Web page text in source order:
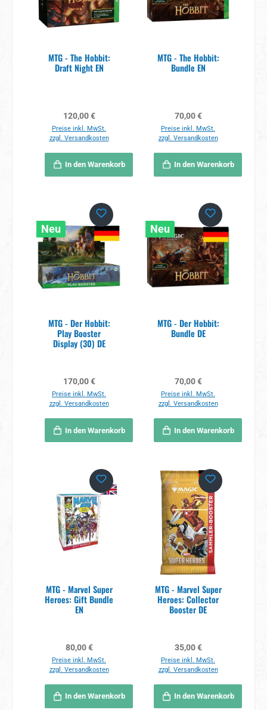
MTG - The Hobbit:
Draft Night EN
Regulärer Preis:
120,00 €
Preise inkl. MwSt.
zzgl. Versandkosten
In den Warenkorb
MTG - The Hobbit:
Bundle EN
Regulärer Preis:
70,00 €
Preise inkl. MwSt.
zzgl. Versandkosten
In den Warenkorb
Neu
MTG - Der Hobbit:
Play Booster
Display (30) DE
Regulärer Preis:
170,00 €
Preise inkl. MwSt.
zzgl. Versandkosten
In den Warenkorb
Neu
MTG - Der Hobbit:
Bundle DE
Regulärer Preis:
70,00 €
Preise inkl. MwSt.
zzgl. Versandkosten
In den Warenkorb
MTG - Marvel Super
Heroes: Gift Bundle
EN
Regulärer Preis:
80,00 €
Preise inkl. MwSt.
zzgl. Versandkosten
In den Warenkorb
MTG - Marvel Super
Heroes: Collector
Booster DE
Regulärer Preis:
35,00 €
Preise inkl. MwSt.
zzgl. Versandkosten
In den Warenkorb